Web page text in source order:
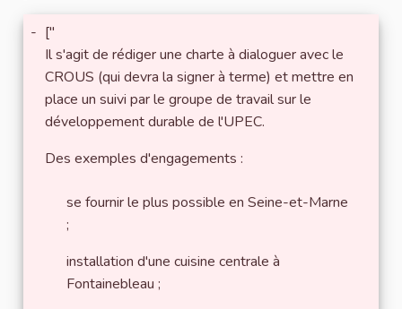
- ["
Il s'agit de rédiger une charte à dialoguer avec le
CROUS (qui devra la signer à terme) et mettre en
place un suivi par le groupe de travail sur le
développement durable de l'UPEC.
Des exemples d'engagements :
se fournir le plus possible en Seine-et-Marne
;
installation d'une cuisine centrale à
Fontainebleau ;